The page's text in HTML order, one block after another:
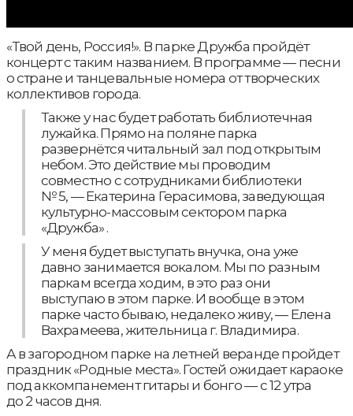
«Твой день, Россия!». В парке Дружба пройдёт
концерт с таким названием. В программе — песни
о стране и танцевальные номера от творческих
коллективов города.
Также у нас будет работать библиотечная
лужайка. Прямо на поляне парка
развернётся читальный зал под открытым
небом. Это действие мы проводим
совместно с сотрудниками библиотеки
№ 5, — Екатерина Герасимова, заведующая
культурно-массовым сектором парка
«Дружба» .
У меня будет выступать внучка, она уже
давно занимается вокалом. Мы по разным
паркам всегда ходим, в это раз они
выступаю в этом парке. И вообще в этом
парке часто бываю, недалеко живу, — Елена
Вахрамеева, жительница г. Владимира.
А в загородном парке на летней веранде пройдет
праздник «Родные места». Гостей ожидает караоке
под аккомпанемент гитары и бонго — с 12 утра
до 2 часов дня.